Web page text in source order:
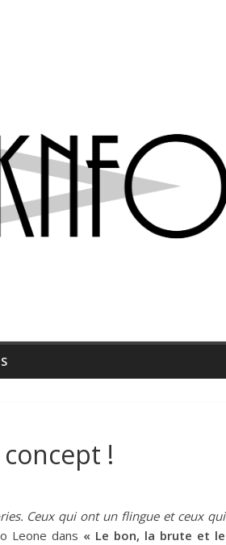
!
Ceux qui ont un flingue et ceux qui
Leone dans « Le bon, la brute et le